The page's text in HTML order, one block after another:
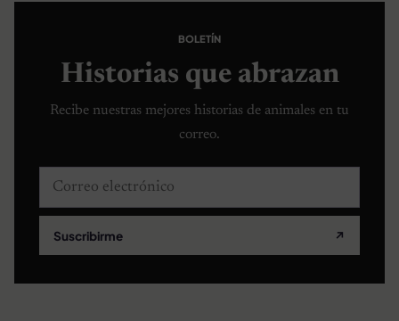
BOLETÍN
Historias que abrazan
Recibe nuestras mejores historias de animales en tu
correo.
Correo electrónico
Suscribirme ↗